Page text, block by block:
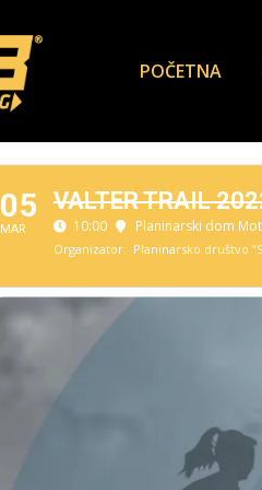
POČETNA
05
MAR
VALTER TRAIL
10:00 Planinarski dom
Organizator: Planinarsko društvo